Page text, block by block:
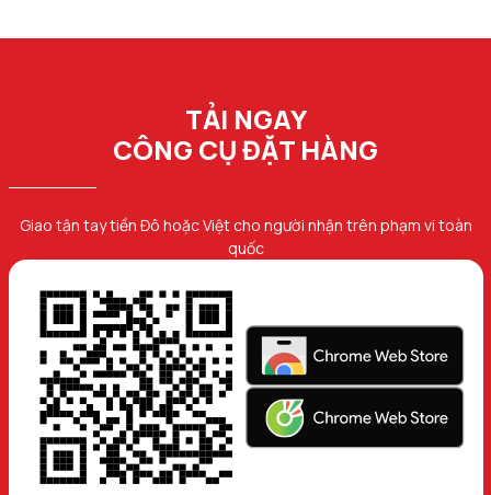
TẢI NGAY
CÔNG CỤ ĐẶT HÀNG
Giao tận tay tiền Đô hoặc Việt cho người nhận trên phạm vi toàn
quốc